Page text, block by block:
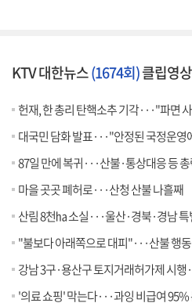
KTV 대한뉴스(1674회)클립영상
헌재, 한 총리 탄핵소추 기각···"파면
대국민 담화 발표···"안정된 국정운영
87일 만에 복귀···산불·통상대응 등
마을 곳곳 폐허로···산청 산불 나흘째
산림 8천㏊ 소실···울산·경북·경남
"불보다 아래쪽으로 대피"···산불 행
강남 3구·용산구 토지거래허가제 시행
'의료 쇼핑' 막는다···과잉 비급여